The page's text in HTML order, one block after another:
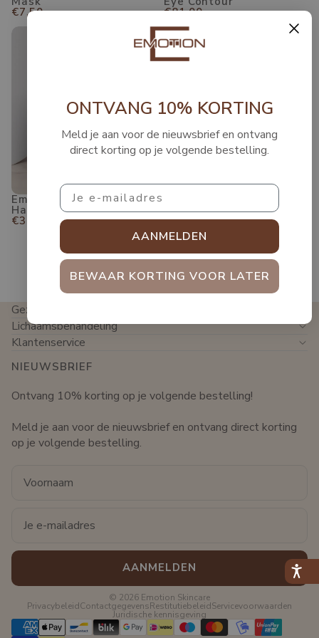
€7,50 €81,00
Emotion E-Filler
Handcreme
€30,00
Dierproefvrije huidverzorging
Gezichtsbehandeling
Lichaamsbehandeling
Klantenservice
NIEUWSBRIEF
Ontvang 10% korting op je volgende bestelling!
Meld je aan voor de nieuwsbrief en ontvang direct korting
op je volgende bestelling.
AANMELDEN
© 2026 Emotion Skincare
PrivacybeleidContactgegevensRestitutiebeleidServicevoorwaarden
Juridische kennisgeving
Betaalmethoden
ONTVANG 10% KORTING
Meld je aan voor de nieuwsbrief en ontvang
direct korting op je volgende bestelling.
Email
AANMELDEN
BEWAAR KORTING VOOR LATER